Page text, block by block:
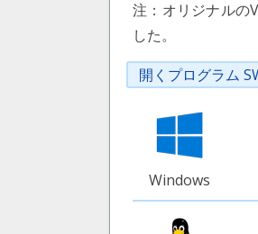
注：オリジナルの
した。
開くプログラム
Windows